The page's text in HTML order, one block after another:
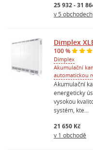
25 932 - 31
v 5 obchodech
Dimplex
100 %
Dimplex
Akumulační
automatickou
Akumulační
energeticky
vysokou
systém, kte...
21 650 Kč
v 1 obchodě